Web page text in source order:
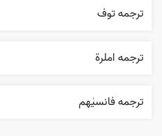
ترجمه توف
ترجمه املرة
ترجمه فانسیٰهم